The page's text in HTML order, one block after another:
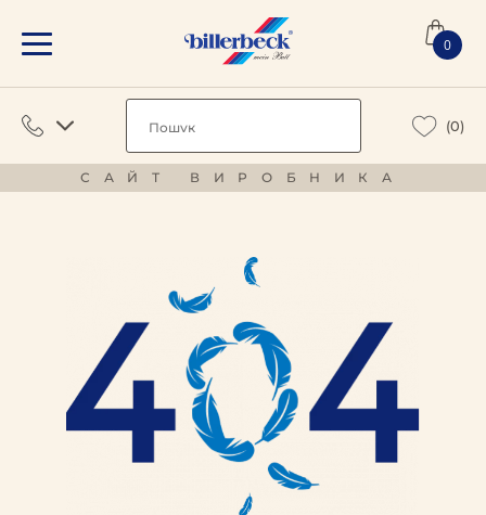
0
(0)
САЙТ ВИРОБНИКА